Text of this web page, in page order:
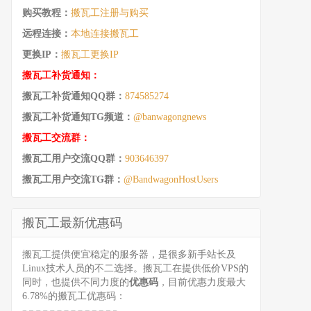
购买教程： 搬瓦工注册与购买
远程连接： 本地连接搬瓦工
更换IP： 搬瓦工更换IP
搬瓦工补货通知：
搬瓦工补货通知QQ群： 874585274
搬瓦工补货通知TG频道： @banwagongnews
搬瓦工交流群：
搬瓦工用户交流QQ群： 903646397
搬瓦工用户交流TG群： @BandwagonHostUsers
搬瓦工最新优惠码
搬瓦工提供便宜稳定的服务器，是很多新手站长及
Linux技术人员的不二选择。搬瓦工在提供低价VPS的
同时，也提供不同力度的优惠码 ，目前优惠力度最大
6.78%的搬瓦工优惠码：